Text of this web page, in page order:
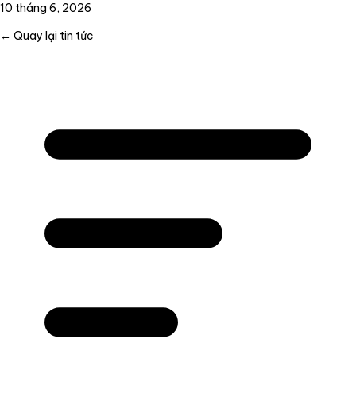
10 tháng 6, 2026
← Quay lại tin tức